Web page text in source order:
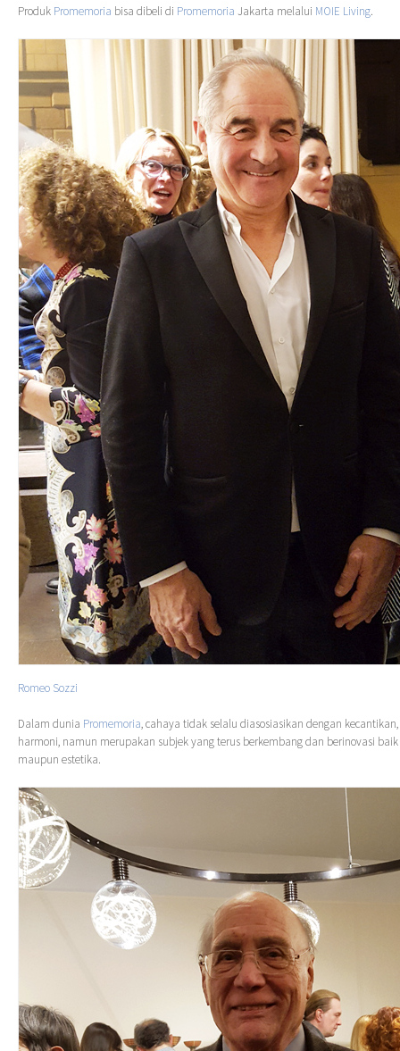
Produk Promemoria bisa dibeli di Promemoria Jakarta melalui MOIE Living.
Romeo Sozzi
Dalam dunia Promemoria, cahaya tidak selalu diasosiasikan dengan
harmoni, namun merupakan subjek yang terus berkembang dan berinovasi
maupun estetika.